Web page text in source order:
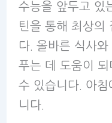
수능을 앞두고 있
틴을 통해 최상의
다. 올바른 식사
푸는 데 도움이
수 있습니다. 아
니다.